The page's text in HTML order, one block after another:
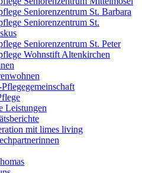
Seniorenzentrum St. Barbara
Seniorenzentrum St.
Seniorenzentrum St. Peter
Wohnstift Altenkirchen
Leistungen
mit limes living